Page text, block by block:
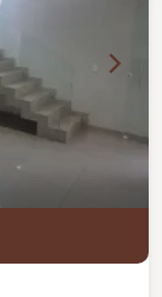
lavar, piso